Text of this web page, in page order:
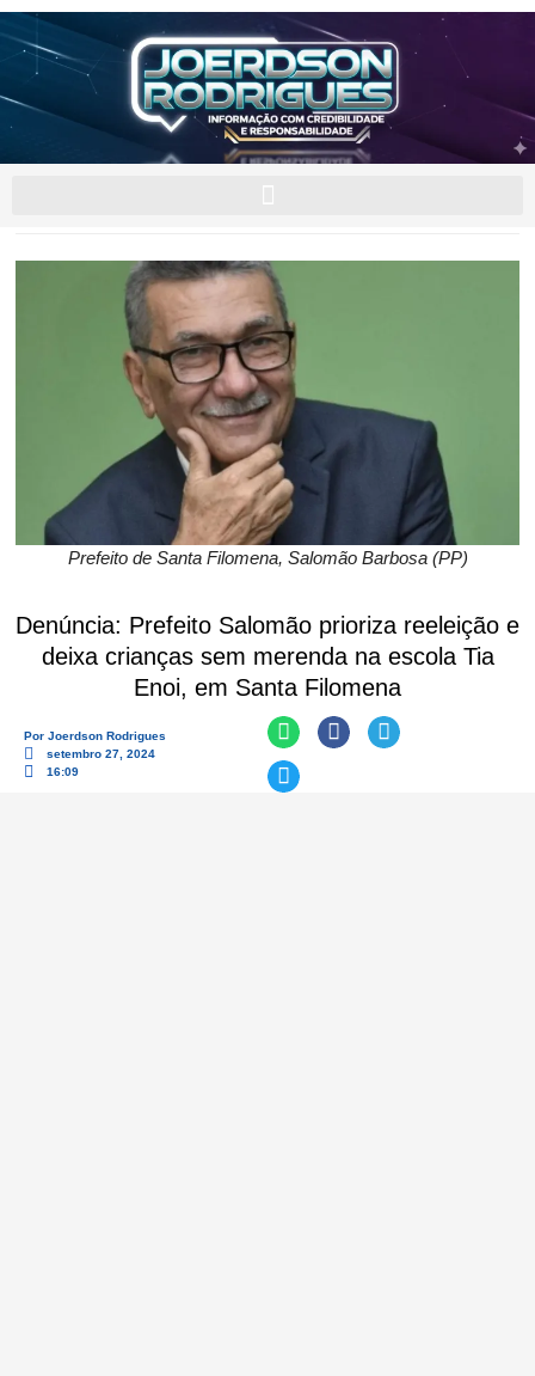
Prefeito de Santa Filomena, Salomão Barbosa (PP)
Denúncia: Prefeito Salomão prioriza reeleição e
deixa crianças sem merenda na escola Tia
Enoi, em Santa Filomena
Por Joerdson Rodrigues
setembro 27, 2024
16:09